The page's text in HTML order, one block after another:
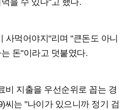
을 수 있다"고 했다.
사먹어야지"리며 "큰돈도 아니
돈"이라고 덧붙였다.
비 지출을 우선순위로 꼽는 경
씨는 "나이가 있으니까 정기 검